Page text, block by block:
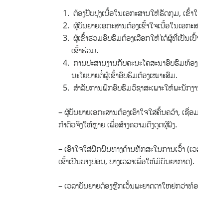
ຕ້ອງປັບປຸງເນື້ອໃນເອກະສານໃຫ້ຮັດກຸມ, ເຂົ້າ
ຜູ້ບັນຍາຍເອກະສານຕ້ອງເຂົ້າໃຈເນື້ອໃນເອກະ
ຜູ້ເຂົ້າຮ່ວມອົບຮົມຕ້ອງເລືອກໃຫ້ໄດ້ຜູ້ທີ່ເປັນເ
ເຂົ້າຮ່ວມ.
ການປະສານງານກັບຄະນະໂຄສະນາອົບຮົມທ້ອ
ນະໂຍບາຍຕໍ່ຜູ້ເຂົ້າອົບຮົມຕ້ອງເໝາະສົມ.
ສຳລັບການຝຶກອົບຮົມວິຊາສະເພາະໃຫ້ພະນັກ
– ຜູ້ບັນຍາຍເອກະສານຕ້ອງເອົາໃຈໃສ່ຄົ້ນຄວ້າ, ເ
ກໍາຕົວຈິງໃຫ້ຫຼາຍ ເພື່ອສ້າງຄວາມດຶງດູດຜູ້ຟັງ.
– ເອົາໃຈໃສ່ຝຶກຝົນທາງດ້ານທັກສະໃນການເວົ້າ (
ເຂົ້າເປັນບາງບ່ອນ, ບາງເວລາເພື່ອໃຫ້ມີບັນຍາກາດ).
– ເວລາບັນຍາຍຕ້ອງຫຼີກເວັ້ນພະຍາດຕາໃຫຍ່ກວ່າທ້